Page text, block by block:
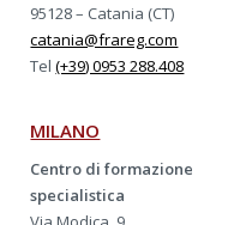
95128 – Catania (CT)
catania@frareg.com
Tel(+39) 0953 288.408
MILANO
Centro di formazione
specialistica